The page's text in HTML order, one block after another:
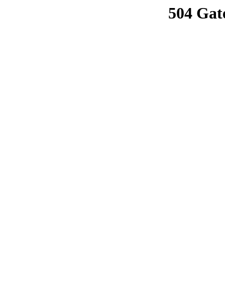
504